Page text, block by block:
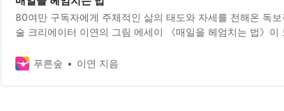
80여만 구독자에게 주체적인 삶의 태도와 자세를 전해온 독보
술 크리에이터 이연의 그림 에세이 《매일을 헤엄치는 법》이
물… 푸른숲 이연 지음